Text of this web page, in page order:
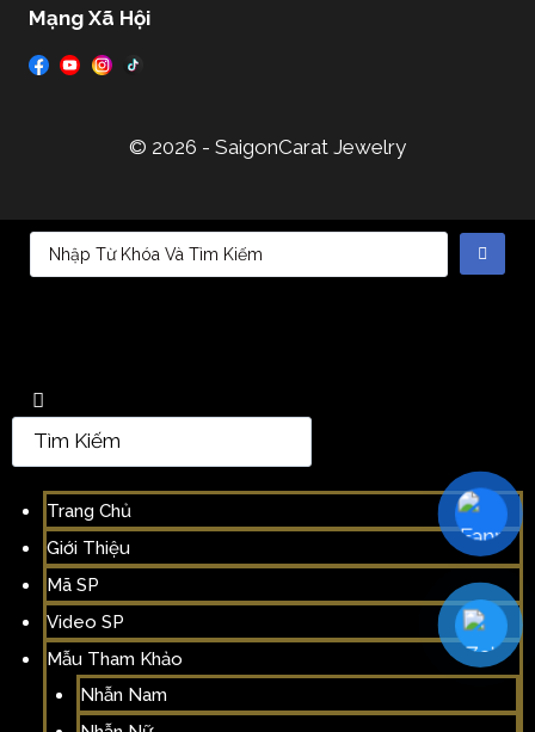
Mạng Xã Hội
© 2026 - SaigonCarat Jewelry
Trang Chủ
Giới Thiệu
Mã SP
Video SP
Mẫu Tham Khảo
Nhẫn Nam